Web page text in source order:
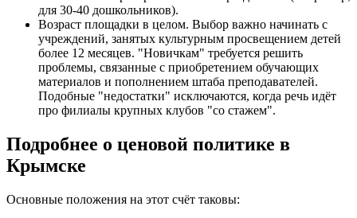
для 30-40 дошкольников).
Возраст площадки в целом. Выбор важно начинать с
учреждений, занятых культурным просвещением детей
более 12 месяцев. "Новичкам" требуется решить
проблемы, связанные с приобретением обучающих
материалов и пополнением штаба преподавателей.
Подобные "недостатки" исключаются, когда речь идёт
про филиалы крупных клубов "со стажем".
Подробнее о ценовой политике в
Крымске
Основные положения на этот счёт таковы: